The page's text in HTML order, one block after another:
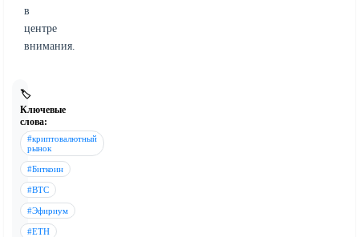
в
центре
внимания.
🏷️
Ключевые
слова:
#криптовалютный
рынок
#Биткоин
#BTC
#Эфириум
#ETH